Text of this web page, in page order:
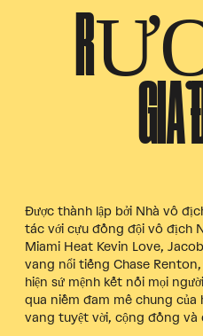
GIA
Được thành lập bởi Nhà vô
tác với cựu đồng đội vô địch
Miami Heat Kevin Love,
vang nổi tiếng Chase
hiện sứ mệnh kết nối mọi
qua niềm đam mê chung của
vang tuyệt vời, cộng đồng và